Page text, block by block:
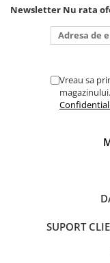
Truse si acesorii de
Accesorii de impact
Accesorii de impact
Accesorii de impact
Truse de adaptoare
Truse de biti de
Tubulare de impact
Tubulare 1/2
Tubulare 1/2
puternica si de la
tine destul de mult
bagi la priza nu mai
toata ziua ,ce...
Newsletter Nu rata
Vreau sa
SUPORT